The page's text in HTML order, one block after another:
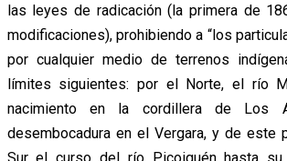
las leyes de radicación (la primera de
modificaciones), prohibiendo a “los
por cualquier medio de terrenos
límites siguientes: por el Norte, el río
nacimiento en la cordillera de Los
desembocadura en el Vergara, y de este
Sur el curso del río Picoiquén hasta su